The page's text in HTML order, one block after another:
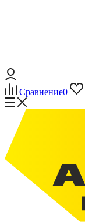
Сравнение0